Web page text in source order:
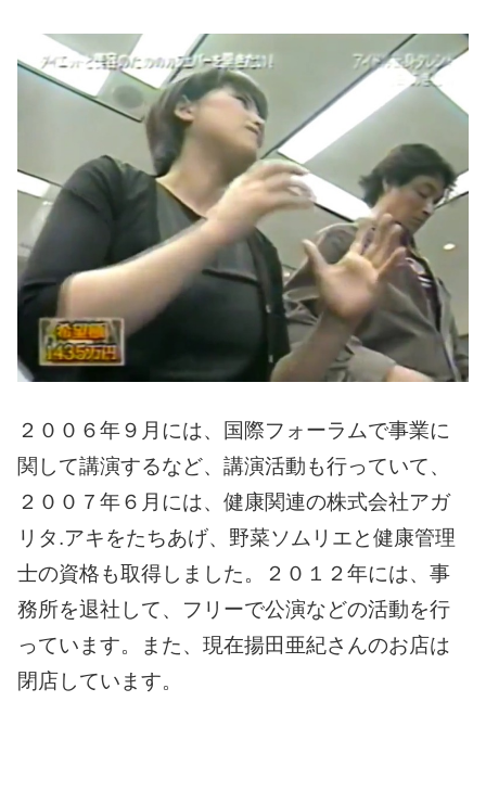
２００６年９月には、国際フォーラムで事業に
関して講演するなど、講演活動も行っていて、
２００７年６月には、健康関連の株式会社アガ
リタ.アキをたちあげ、野菜ソムリエと健康管理
士の資格も取得しました。
２０１２年には、事
務所を退社して、フリーで公演などの活動を行
っています。
また、現在揚田亜紀さんのお店は
閉店しています。